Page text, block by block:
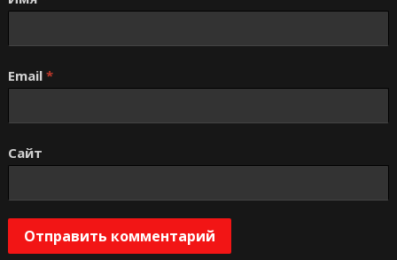
Email *
Сайт